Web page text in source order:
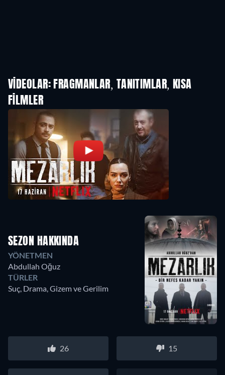
VIDEOLAR: FRAGMANLAR, TANITIMLAR, KISA
FILMLER
SEZON HAKKINDA
YÖNETMEN
Abdullah Oğuz
TÜRLER
Suç, Drama, Gizem ve Gerilim
26 15